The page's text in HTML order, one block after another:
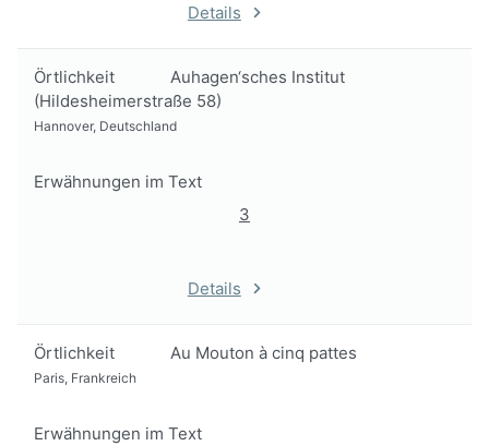
Details
Örtlichkeit
Auhagen‘sches Institut
(Hildesheimerstraße 58)
Hannover, Deutschland
Erwähnungen im Text
3
Details
Örtlichkeit Au Mouton à cinq pattes
Paris, Frankreich
Erwähnungen im Text